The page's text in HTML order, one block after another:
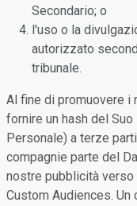
Secondario; o
l'uso o la
autorizzato
tribunale.
Al fine di promuovere
fornire un hash del
Personale) a terze
compagnie parte del
nostre pubblicità
Custom Audiences.